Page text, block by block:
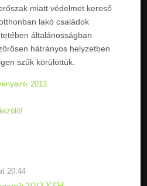
miatt védelmet kereső
lakó családok
általánosságban
hátrányos helyzetben
szűk körülöttük.
2013
20:44